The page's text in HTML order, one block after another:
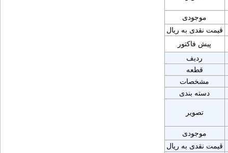
موجودی
قیمت نقدی به ریال
پیش فاکتور
ردیف
قطعه
مشخصات
دسته بندی
تصویر
موجودی
قیمت نقدی به ریال